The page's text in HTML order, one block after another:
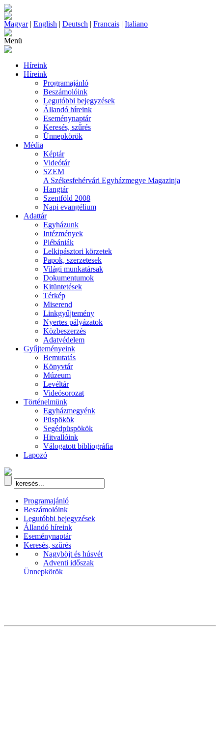
Magyar| English | Deutsch | Francais | Italiano
Menü
Híreink
Híreink
Programajánló
Beszámolóink
Legutóbbi bejegyzések
Állandó híreink
Eseménynaptár
Keresés, szűrés
Ünnepkörök
Média
Képtár
Videótár
SZEM
A Székesfehérvári Egyházmegye Magazinja
Hangtár
Szentföld 2008
Napi evangélium
Adattár
Egyházunk
Intézmények
Plébániák
Lelkipásztori körzetek
Papok, szerzetesek
Világi munkatársak
Dokumentumok
Kitüntetések
Térkép
Miserend
Linkgyűjtemény
Nyertes pályázatok
Közbeszerzés
Adatvédelem
Gyűjteményeink
Bemutatás
Könyvtár
Múzeum
Levéltár
Videósorozat
Történelmünk
Egyházmegyénk
Püspökök
Segédpüspökök
Hitvallóink
Válogatott bibliográfia
Lapozó
Programajánló
Beszámolóink
Legutóbbi bejegyzések
Állandó híreink
Eseménynaptár
Keresés, szűrés
Nagyböjt és húsvét
Adventi időszak
Ünnepkörök